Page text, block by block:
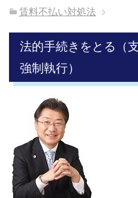
賃料不払い対処法
法的手続きをとる（
強制執行）